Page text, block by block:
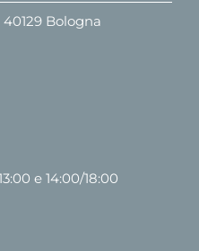
Bologna
e 14:00/18:00